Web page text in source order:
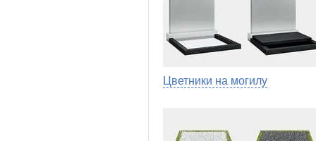
Цветники на могилу